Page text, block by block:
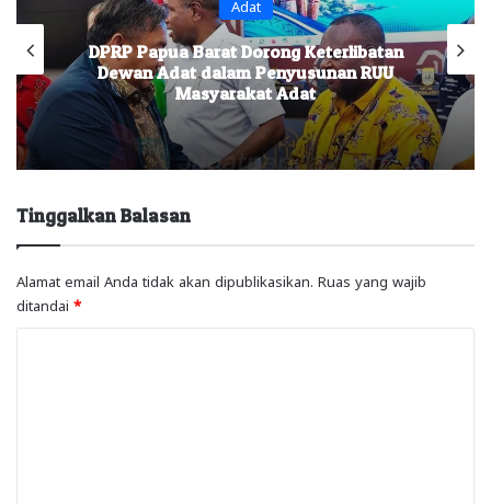
Adat
DPRP Papua Barat Dorong Keterlibatan
Dewan Adat dalam Penyusunan RUU
Masyarakat Adat
Tinggalkan Balasan
Alamat email Anda tidak akan dipublikasikan. Ruas yang wajib
ditandai *